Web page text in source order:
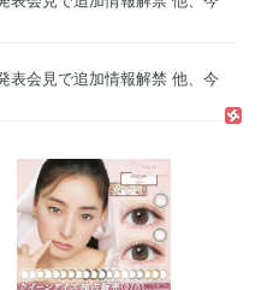
表会見で追加情報解禁 他、今